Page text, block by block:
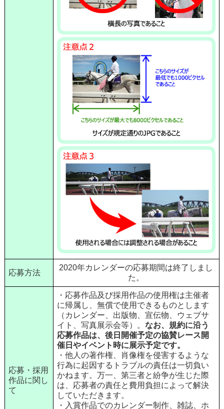
応募方法
2020年カレンダーの応募期間は終了しまし
た。
応募・採用
作品に関し
て
・応募作品及び採用作品の使用権は主催者
に帰属し、無償で使用できるものとします
（カレンダー、出版物、宣伝物、ウェブサ
イト、写真展示会等）。 なお、規約に沿う
応募作品は、後日開催予定の協賛レース開
催日やイベント時に展示予定です。
・他人の著作権、肖像権を侵害するような
行為に起因するトラブルの責任は一切負い
かねます。万一、第三者と紛争が生じた際
は、応募者の責任と費用負担によって解決
していただきます。
・入賞作品でのカレンダー制作、雑誌、ホ